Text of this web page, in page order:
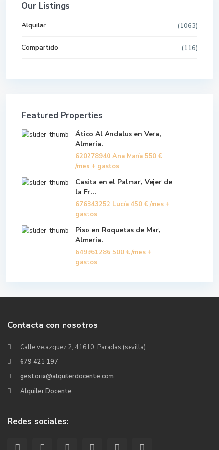
Our Listings
Alquilar (1063)
Compartido (116)
Featured Properties
Ático Al Andalus en Vera,
Almería.
620278940 Ana María 550 €
/mes + gastos
Casita en el Palmar, Vejer de
la Fr...
676843252 Lucía 450 € /mes +
gastos
Piso en Roquetas de Mar,
Almería.
649961286 500 € /mes +
gastos
Contacta con nosotros
Calle velazquez 2, 41610. Paradas (sevilla)
679 423 197
gestoria@alquilerdocente.com
Alquiler Docente
Redes sociales: